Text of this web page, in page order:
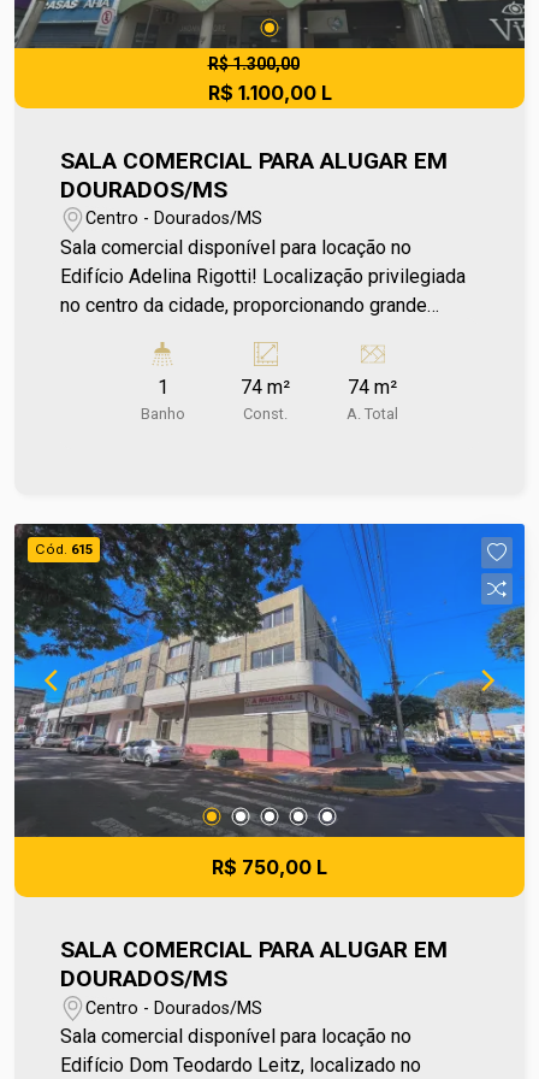
R$ 1.300,00
R$ 1.100,00 L
SALA COMERCIAL PARA ALUGAR EM
DOURADOS/MS
Centro - Dourados/MS
Sala comercial disponível para locação no
Edifício Adelina Rigotti! Localização privilegiada
no centro da cidade, proporcionando grande
a diversos serviços e comércios da região. Entre
em contato e agende sua visita no número 67
2108-2121. Os valores de IPTU e Condomínio
municipal. A metragem informada é aproximada e
pode apresentar pequenas variações. Ref imv
1437
1
Banho
74 m²
Const.
74 m²
A. Total
Cód. 615
R$ 750,00 L
SALA COMERCIAL PARA ALUGAR EM
DOURADOS/MS
Centro - Dourados/MS
Sala comercial disponível para locação no
Edifício Dom Teodardo Leitz, localizado no